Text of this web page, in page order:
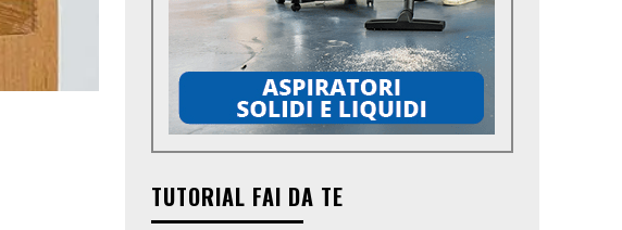
TUTORIAL FAI DA TE